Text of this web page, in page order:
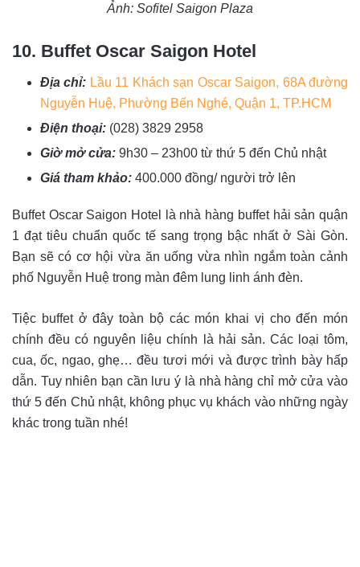
Ảnh: Sofitel Saigon Plaza
10. Buffet Oscar Saigon Hotel
Địa chỉ: Lầu 11 Khách sạn Oscar Saigon, 68A đường
Nguyễn Huệ, Phường Bến Nghé, Quận 1, TP.HCM
Điện thoại: (028) 3829 2958
Giờ mở cửa: 9h30 – 23h00 từ thứ 5 đến Chủ nhật
Giá tham khảo: 400.000 đồng/ người trở lên
Buffet Oscar Saigon Hotel là nhà hàng buffet hải sản quận
1 đạt tiêu chuẩn quốc tế sang trọng bậc nhất ở Sài Gòn.
Bạn sẽ có cơ hội vừa ăn uống vừa nhìn ngắm toàn cảnh
phố Nguyễn Huệ trong màn đêm lung linh ánh đèn.
Tiệc buffet ở đây toàn bộ các món khai vị cho đến món
chính đều có nguyên liệu chính là hải sản. Các loại tôm,
cua, ốc, ngao, ghẹ… đều tươi mới và được trình bày hấp
dẫn. Tuy nhiên bạn cần lưu ý là nhà hàng chỉ mở cửa vào
thứ 5 đến Chủ nhật, không phục vụ khách vào những ngày
khác trong tuần nhé!